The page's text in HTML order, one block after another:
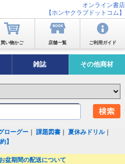
オンライン書店
【ホンヤクラブドットコム】
買い物かご 店舗一覧 ご利用ガイド
雑誌 その他商材
ローグー ｜課題図書 ｜夏休みドリル｜
】
盆期間の配送について